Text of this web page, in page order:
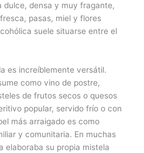
dulce, densa y muy fragante,
pasas, miel y flores
suele situarse entre el
es increíblemente versátil.
como vino de postre,
de frutos secos o quesos
popular, servido frío o con
más arraigado es como
y comunitaria. En muchas
elaboraba su propia mistela